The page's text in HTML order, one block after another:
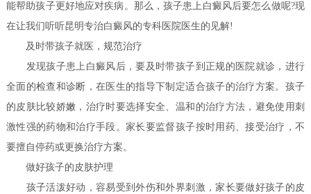
能帮助孩子更好地应对疾病。那么，孩子患上白癜风后要怎么做呢?现
在让我们听听昆明专治白癜风的专科医院医生的见解!
及时带孩子就医，规范治疗
发现孩子患上白癜风后，要及时带孩子到正规的医院就诊，进行
全面的检查和诊断，在医生的指导下制定适合孩子的治疗方案。孩子
的皮肤比较娇嫩，治疗时要选择安全、温和的治疗方法，避免使用刺
激性强的药物和治疗手段。家长要监督孩子按时用药、接受治疗，不
要擅自停药或更换治疗方案。
做好孩子的皮肤护理
孩子活泼好动，容易受到外伤和外界刺激，家长要做好孩子的皮